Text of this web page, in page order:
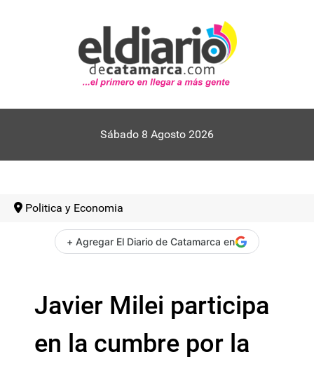
Sábado 8 Agosto 2026
Politica y Economia
+ Agregar El Diario de Catamarca en
Javier Milei participa
en la cumbre por la